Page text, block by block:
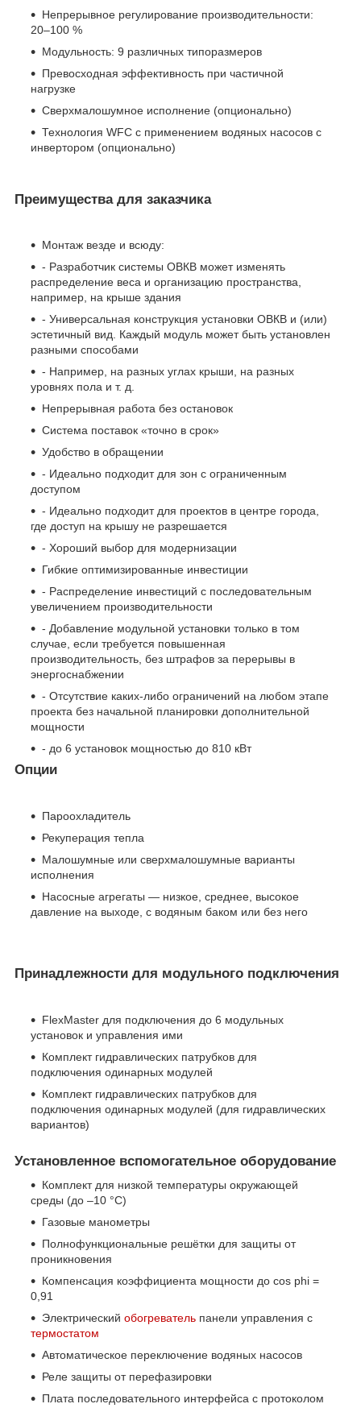
Непрерывное регулирование производительности:
20–100 %
Модульность: 9 различных типоразмеров
Превосходная эффективность при частичной
нагрузке
Сверхмалошумное исполнение (опционально)
Технология WFC с применением водяных насосов с
инвертором (опционально)
Преимущества для заказчика
Монтаж везде и всюду:
- Разработчик системы ОВКВ может изменять
распределение веса и организацию пространства,
например, на крыше здания
- Универсальная конструкция установки ОВКВ и (или)
эстетичный вид. Каждый модуль может быть установлен
разными способами
- Например, на разных углах крыши, на разных
уровнях пола и т. д.
Непрерывная работа без остановок
Система поставок «точно в срок»
Удобство в обращении
- Идеально подходит для зон с ограниченным
доступом
- Идеально подходит для проектов в центре города,
где доступ на крышу не разрешается
- Хороший выбор для модернизации
Гибкие оптимизированные инвестиции
- Распределение инвестиций с последовательным
увеличением производительности
- Добавление модульной установки только в том
случае, если требуется повышенная
производительность, без штрафов за перерывы в
энергоснабжении
- Отсутствие каких-либо ограничений на любом этапе
проекта без начальной планировки дополнительной
мощности
- до 6 установок мощностью до 810 кВт
Опции
Пароохладитель
Рекуперация тепла
Малошумные или сверхмалошумные варианты
исполнения
Насосные агрегаты — низкое, среднее, высокое
давление на выходе, с водяным баком или без него
Принадлежности для модульного подключения
FlexMaster для подключения до 6 модульных
установок и управления ими
Комплект гидравлических патрубков для
подключения одинарных модулей
Комплект гидравлических патрубков для
подключения одинарных модулей (для гидравлических
вариантов)
Установленное вспомогательное оборудование
Комплект для низкой температуры окружающей
среды (до –10 °C)
Газовые манометры
Полнофункциональные решётки для защиты от
проникновения
Компенсация коэффициента мощности до cos phi =
0,91
Электрический обогреватель панели управления с
термостатом
Автоматическое переключение водяных насосов
Реле защиты от перефазировки
Плата последовательного интерфейса с протоколом